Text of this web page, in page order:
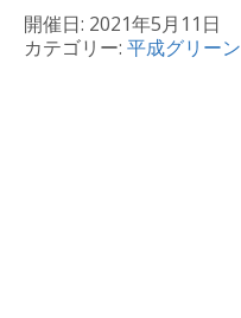
開催日: 2021年5月11日
カテゴリー: 平成グリーン